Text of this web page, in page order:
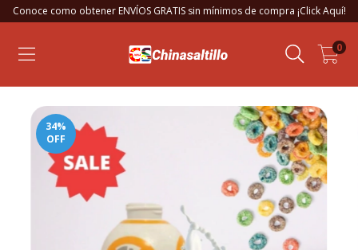
Conoce como obtener ENVÍOS GRATIS sin mínimos de compra ¡Click Aquí!
0
34%
OFF